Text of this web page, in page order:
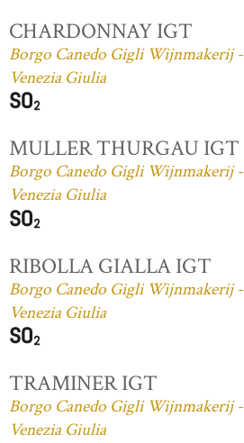
CHARDONNAY IGT
Borgo Canedo Gigli Wijnmakerij -
Venezia Giulia
MULLER THURGAU IGT
Borgo Canedo Gigli Wijnmakerij -
Venezia Giulia
RIBOLLA GIALLA IGT
Borgo Canedo Gigli Wijnmakerij -
Venezia Giulia
TRAMINER IGT
Borgo Canedo Gigli Wijnmakerij -
Venezia Giulia